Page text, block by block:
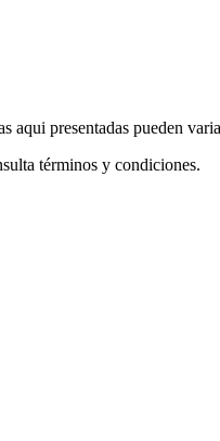
aqui presentadas pueden
términos y condiciones.